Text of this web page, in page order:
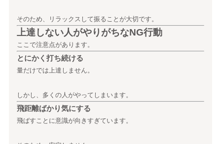
そのため、リラックスして振ることが大切です。
上達しない人がやりがちなNG行動
ここで注意点があります。
とにかく打ち続ける
量だけでは上達しません。
しかし、多くの人がやってしまいます。
飛距離ばかり気にする
飛ばすことに意識が向きすぎています。